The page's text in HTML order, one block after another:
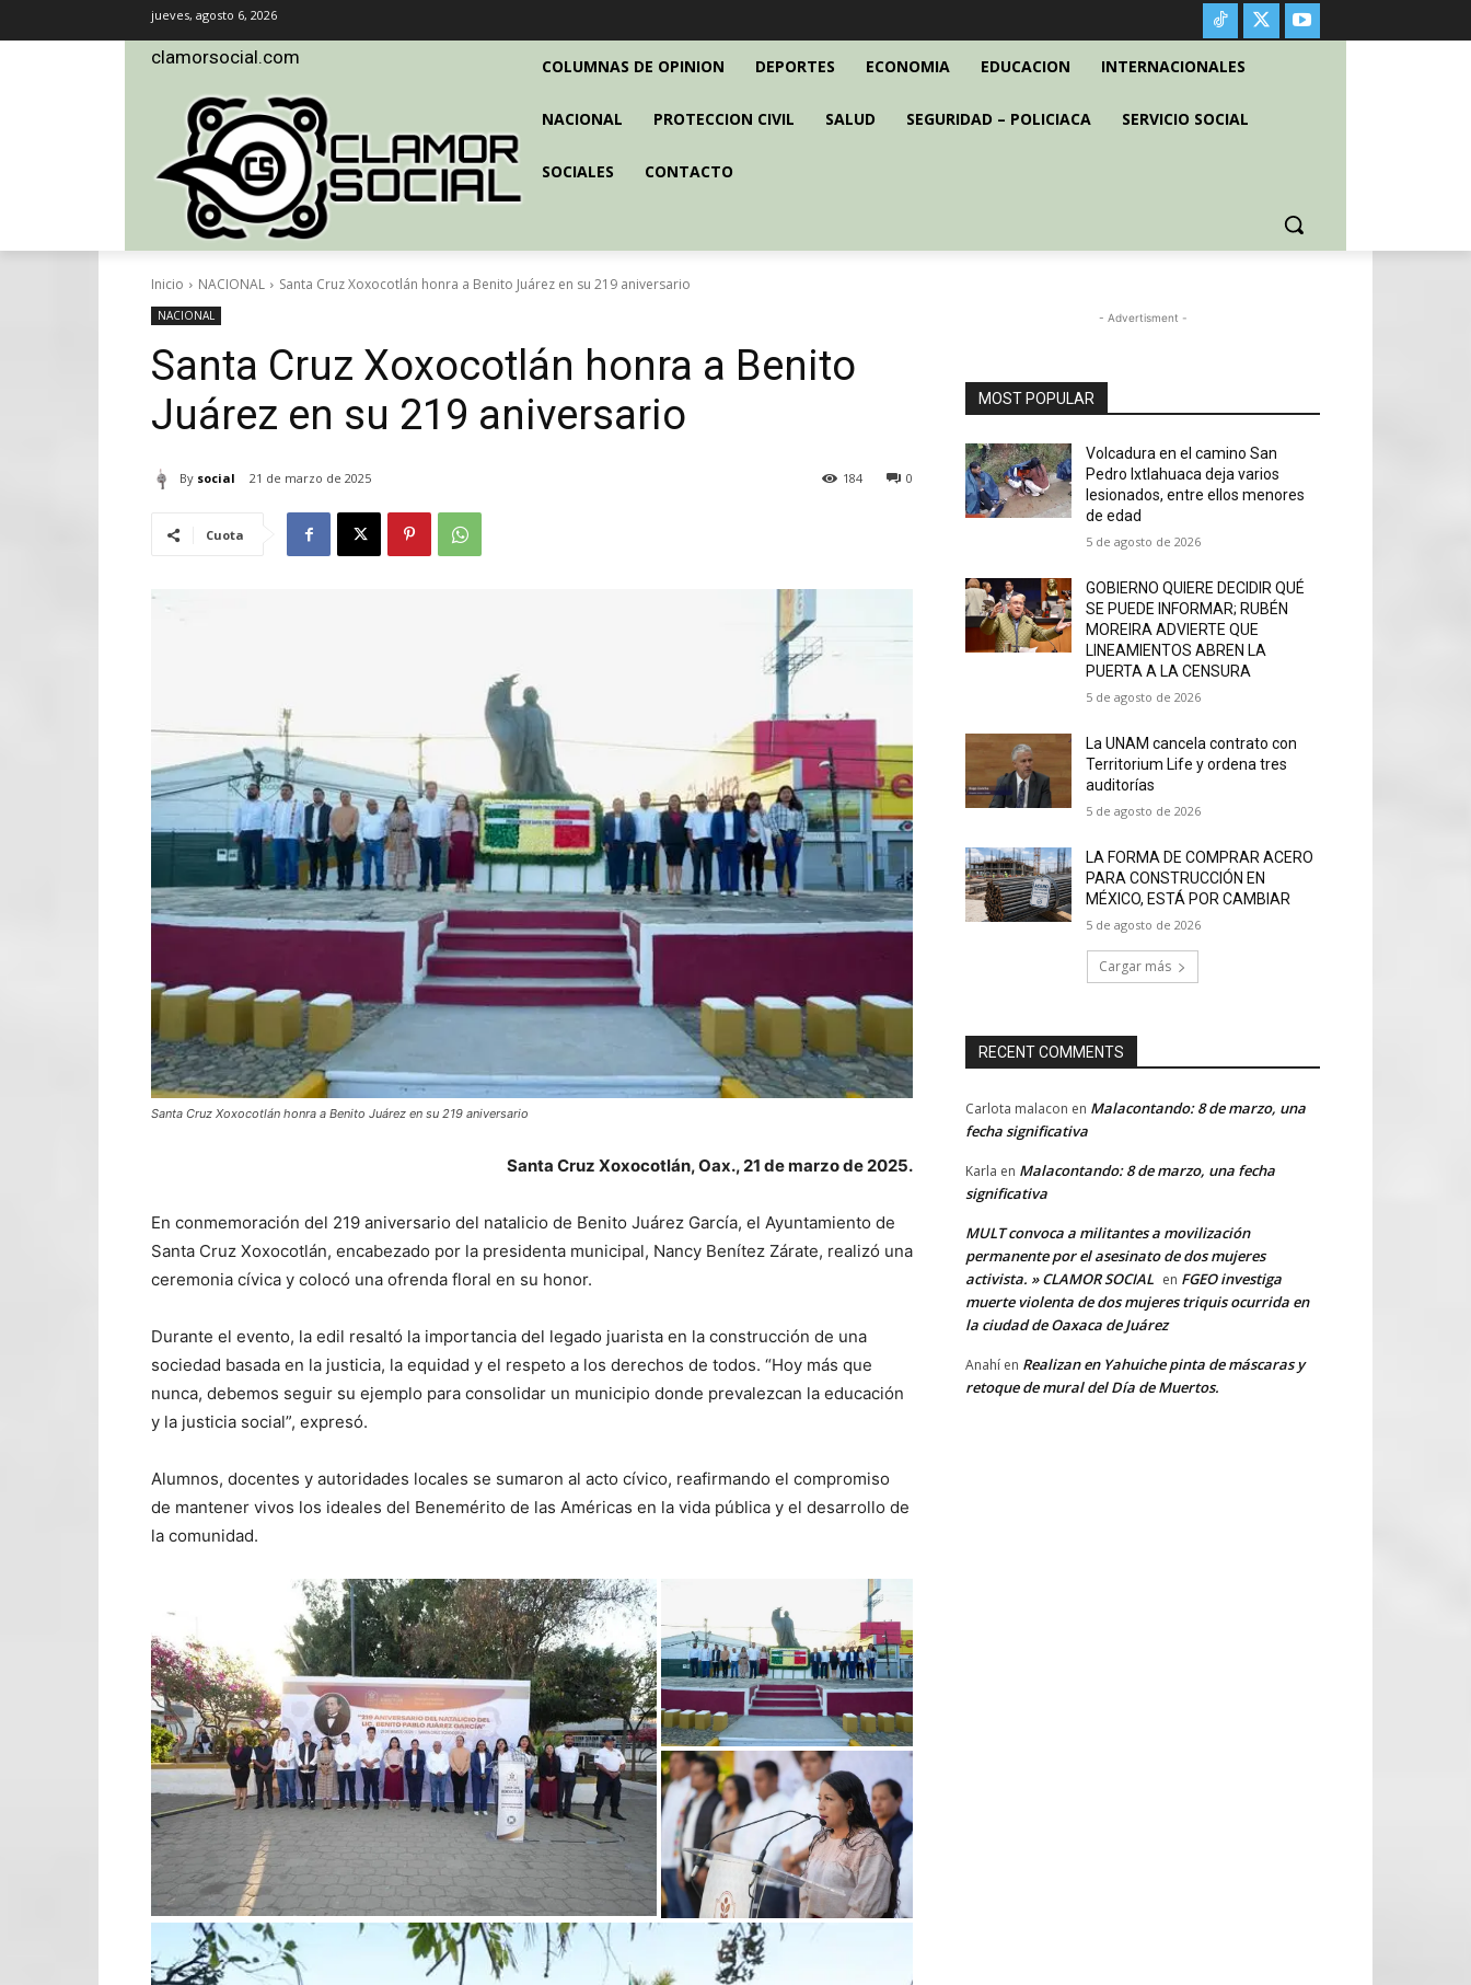
jueves, agosto 6, 2026
clamorsocial.com COLUMNAS DE OPINION DEPORTES ECONOMIA EDUCACION INTERNACIONALES
NACIONAL PROTECCION CIVIL SALUD SEGURIDAD – POLICIACA SERVICIO SOCIAL
SOCIALES CONTACTO
Inicio NACIONAL Santa Cruz Xoxocotlán honra a Benito Juárez en su 219 aniversario
NACIONAL
Santa Cruz Xoxocotlán honra a Benito
Juárez en su 219 aniversario
By social 21 de marzo de 2025 0
184
Cuota
Santa Cruz Xoxocotlán honra a Benito Juárez en su 219 aniversario
Santa Cruz Xoxocotlán, Oax., 21 de marzo de 2025.
En conmemoración del 219 aniversario del natalicio de Benito Juárez García, el Ayuntamiento de
Santa Cruz Xoxocotlán, encabezado por la presidenta municipal, Nancy Benítez Zárate, realizó una
ceremonia cívica y colocó una ofrenda floral en su honor.
Durante el evento, la edil resaltó la importancia del legado juarista en la construcción de una
sociedad basada en la justicia, la equidad y el respeto a los derechos de todos. “Hoy más que
nunca, debemos seguir su ejemplo para consolidar un municipio donde prevalezcan la educación
y la justicia social”, expresó.
Alumnos, docentes y autoridades locales se sumaron al acto cívico, reafirmando el compromiso
de mantener vivos los ideales del Benemérito de las Américas en la vida pública y el desarrollo de
la comunidad.
- Advertisment -
MOST POPULAR
Volcadura en el camino San
Pedro Ixtlahuaca deja varios
lesionados, entre ellos menores
de edad
5 de agosto de 2026
GOBIERNO QUIERE DECIDIR QUÉ
SE PUEDE INFORMAR; RUBÉN
MOREIRA ADVIERTE QUE
LINEAMIENTOS ABREN LA
PUERTA A LA CENSURA
5 de agosto de 2026
La UNAM cancela contrato con
Territorium Life y ordena tres
auditorías
5 de agosto de 2026
LA FORMA DE COMPRAR ACERO
PARA CONSTRUCCIÓN EN
MÉXICO, ESTÁ POR CAMBIAR
5 de agosto de 2026
Cargar más
RECENT COMMENTS
Carlota malacon en Malacontando: 8 de marzo, una
fecha significativa
Karla en Malacontando: 8 de marzo, una fecha
significativa
MULT convoca a militantes a movilización
permanente por el asesinato de dos mujeres
activista. » CLAMOR SOCIAL en FGEO investiga
muerte violenta de dos mujeres triquis ocurrida en
la ciudad de Oaxaca de Juárez
Anahí en Realizan en Yahuiche pinta de máscaras y
retoque de mural del Día de Muertos.